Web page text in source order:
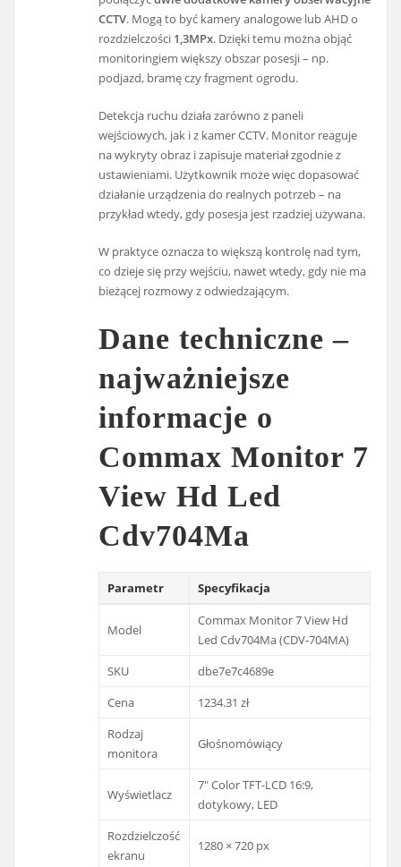
CCTV. Mogą to być kamery analogowe lub AHD o
rozdzielczości 1,3MPx. Dzięki temu można objąć
monitoringiem większy obszar posesji – np.
podjazd, bramę czy fragment ogrodu.
Detekcja ruchu działa zarówno z paneli
wejściowych, jak i z kamer CCTV. Monitor reaguje
na wykryty obraz i zapisuje materiał zgodnie z
ustawieniami. Użytkownik może więc dopasować
działanie urządzenia do realnych potrzeb – na
przykład wtedy, gdy posesja jest rzadziej używana.
W praktyce oznacza to większą kontrolę nad tym,
co dzieje się przy wejściu, nawet wtedy, gdy nie ma
bieżącej rozmowy z odwiedzającym.
Dane techniczne –
najważniejsze
informacje o
Commax Monitor 7
View Hd Led
Cdv704Ma
Parametr Specyfikacja
Model
Commax Monitor 7 View Hd
Led Cdv704Ma (CDV-704MA)
SKU
dbe7e7c4689e
Cena
1234.31 zł
Rodzaj
monitora
Głośnomówiący
Wyświetlacz
7″ Color TFT-LCD 16:9,
dotykowy, LED
Rozdzielczość
ekranu
1280 × 720 px